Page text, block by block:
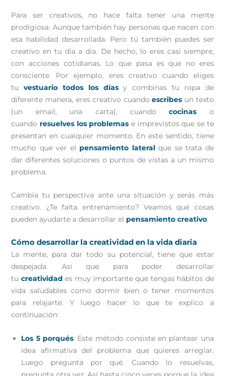
Para ser creativos, no hace falta tener una mente
prodigiosa. Aunque también hay personas que nacen con
esa habilidad desarrollada. Pero tú también puedes ser
creativo en tu día a día. De hecho, lo eres casi siempre,
con acciones cotidianas. Lo que pasa es que no eres
consciente. Por ejemplo, eres creativo cuando eliges
tuvestuario todos los díasy combinas tu ropa de
diferente manera, eres creativo cuandoescribes un texto
(un email, una carta), cuandococinas o
cuando resuelves los problemas e imprevistos que se te
presentan en cualquier momento. En este sentido, tiene
mucho que ver el pensamiento lateralque se trata de
dar diferentes soluciones o puntos de vistas a un mismo
problema.
Cambia tu perspectiva ante una situación y serás más
creativo. ¿Te falta entrenamiento? Veamos qué cosas
pueden ayudarte a desarrollar el pensamiento creativo.
Cómo desarrollar la creatividad en la vida diaria
La mente, para dar todo su potencial, tiene que estar
despejada. Así que para poder desarrollar
tu creatividad es muy importante que tengas hábitos de
vida saludables como dormir bien o tener momentos
para relajarte. Y luego hacer lo que te explico a
continuación:
Los 5 porqués. Este método consiste en plantear una
idea afirmativa del problema que quieres arreglar.
Luego pregunta por qué. Cuando lo resuelvas,